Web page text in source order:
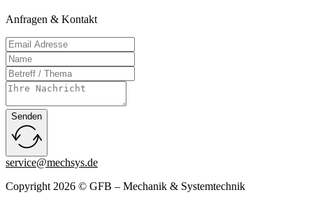
Anfragen & Kontakt
Senden
service@mechsys.de
Copyright 2026 © GFB – Mechanik & Systemtechnik